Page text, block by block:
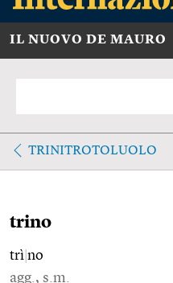
IL NUOVO DE MAURO
TRINITROTOLUOLO
trino
trì no
agg., s.m.